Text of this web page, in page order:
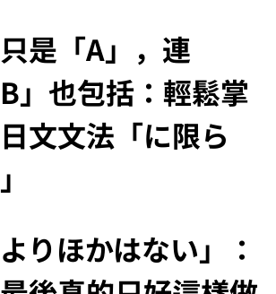
是「A」，連
B」也包括：輕鬆掌
文文法「に限ら
よりほかはない」：